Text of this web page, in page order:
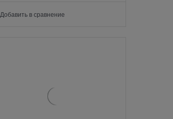
Добавить в сравнение